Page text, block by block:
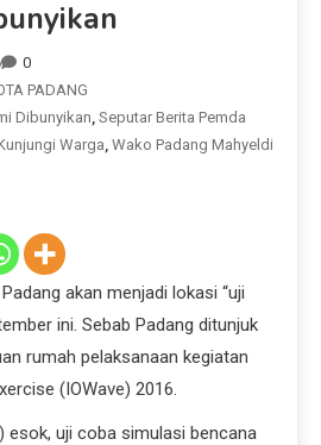
0
PADANG
Dibunyikan Seputar Berita Pemda
Warga Wako Padang Mahyeldi
akan menjadi lokasi “uji
ini. Sebab Padang ditunjuk
rumah pelaksanaan kegiatan
(IOWave) 2016.
esok, uji coba simulasi bencana